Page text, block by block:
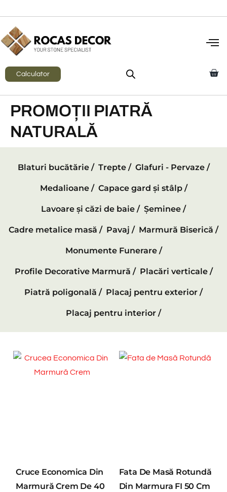
Calculator
PROMOȚII PIATRĂ
NATURALĂ
Blaturi bucătărie / Trepte / Glafuri - Pervaze /
Medalioane / Capace gard și stâlp /
Lavoare și căzi de baie / Șeminee /
Cadre metalice masă / Pavaj / Marmură Biserică /
Monumente Funerare /
Profile Decorative Marmură / Placări verticale /
Piatră poligonală / Placaj pentru exterior /
Placaj pentru interior /
Cruce Economica Din
Marmură Crem De 40
Fata De Masă Rotundă
Din Marmura FI 50 Cm